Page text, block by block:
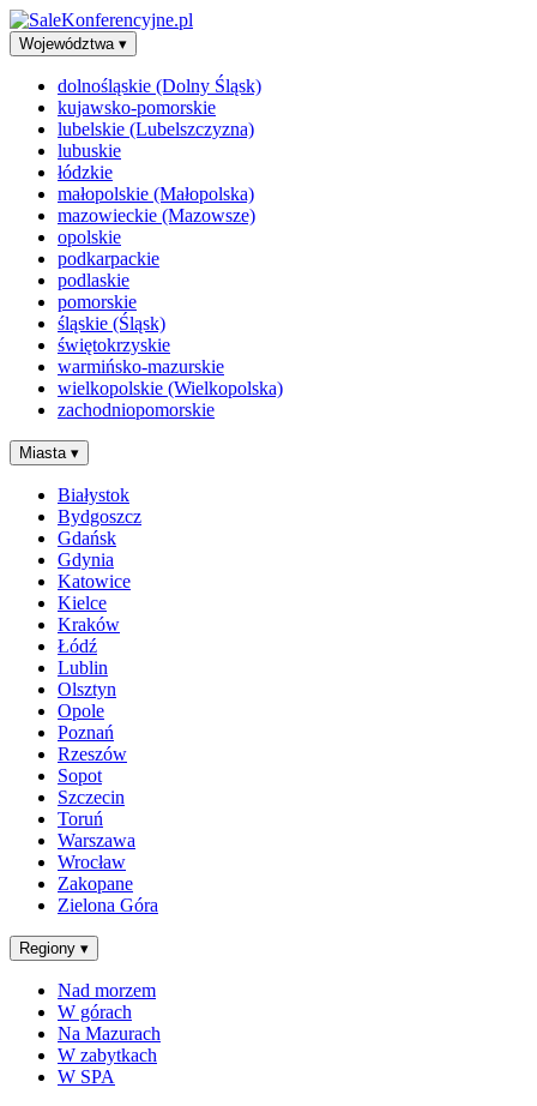
Województwa ▾
dolnośląskie (Dolny Śląsk)
kujawsko-pomorskie
lubelskie (Lubelszczyzna)
lubuskie
łódzkie
małopolskie (Małopolska)
mazowieckie (Mazowsze)
opolskie
podkarpackie
podlaskie
pomorskie
śląskie (Śląsk)
świętokrzyskie
warmińsko-mazurskie
wielkopolskie (Wielkopolska)
zachodniopomorskie
Miasta ▾
Białystok
Bydgoszcz
Gdańsk
Gdynia
Katowice
Kielce
Kraków
Łódź
Lublin
Olsztyn
Opole
Poznań
Rzeszów
Sopot
Szczecin
Toruń
Warszawa
Wrocław
Zakopane
Zielona Góra
Regiony ▾
Nad morzem
W górach
Na Mazurach
W zabytkach
W SPA